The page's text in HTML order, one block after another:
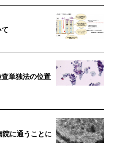
単独法の位置
院に通うことに